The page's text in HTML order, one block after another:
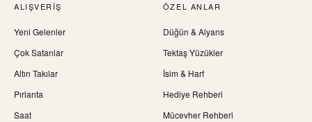
ALIŞVERIŞ
Yeni Gelenler
Çok Satanlar
Altın Takılar
Pırlanta
Saat
ÖZEL ANLAR
Düğün & Alyans
Tektaş Yüzükler
İsim & Harf
Hediye Rehberi
Mücevher Rehberi